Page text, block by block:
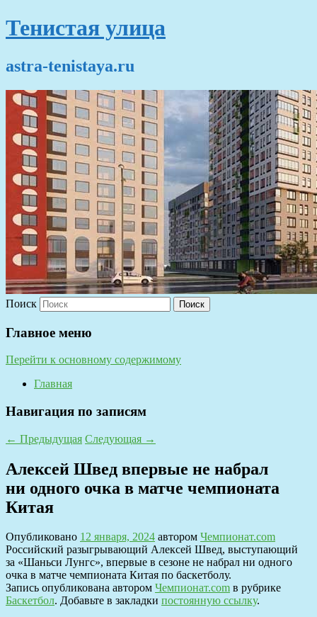
Тенистая улица
astra-tenistaya.ru
Поиск
Главное меню
Перейти к основному содержимому
Главная
Навигация по записям
← Предыдущая Следующая →
Алексей Швед впервые не набрал
ни одного очка в матче чемпионата
Китая
Опубликовано 12 января, 2024 автором Чемпионат.com
Российский разыгрывающий Алексей Швед, выступающий
за «Шаньси Лунгс», впервые в сезоне не набрал ни одного
очка в матче чемпионата Китая по баскетболу.
Запись опубликована автором Чемпионат.com в рубрике
Баскетбол. Добавьте в закладки постоянную ссылку.